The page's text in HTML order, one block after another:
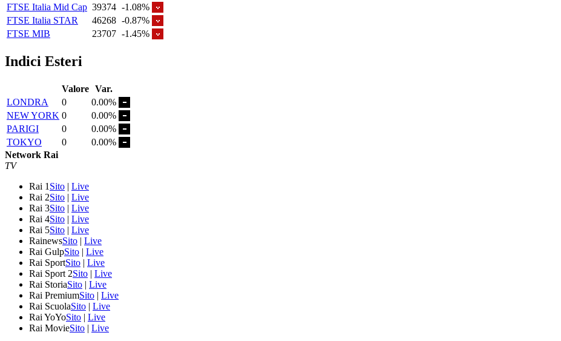
FTSE Italia Mid Cap 39374 -1.08%
FTSE Italia STAR
46268 -0.87%
FTSE MIB
23707 -1.45%
Indici Esteri
Valore Var.
LONDRA
0
0.00%
NEW YORK 0
0.00%
PARIGI
0
0.00%
TOKYO
0
0.00%
Network Rai
TV
Rai 1 Sito | Live
Rai 2Sito | Live
Rai 3Sito | Live
Rai 4Sito | Live
Rai 5Sito | Live
RainewsSito | Live
Rai GulpSito | Live
Rai SportSito | Live
Rai Sport 2Sito | Live
Rai StoriaSito | Live
Rai PremiumSito | Live
Rai ScuolaSito | Live
Rai YoYoSito | Live
Rai MovieSito | Live